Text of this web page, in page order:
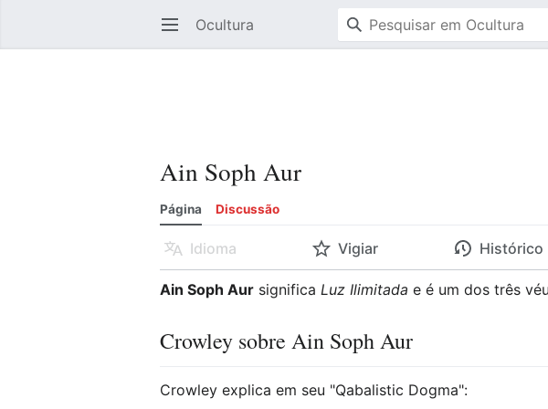
Abrir menu principal Ocultura
Ain Soph Aur
Página Discussão
Idioma Vigiar Histórico
Ain Soph Aur significaLuz Ilimitada e é um dos três
Crowley sobre Ain Soph Aur
Crowley explica em seu "Qabalistic Dogma":